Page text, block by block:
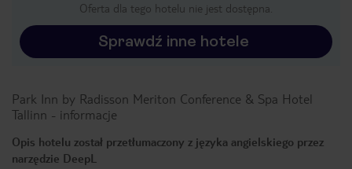
Oferta dla tego hotelu nie jest dostępna.
Sprawdź inne hotele
Park Inn by Radisson Meriton Conference & Spa Hotel
Tallinn - informacje
Opis hotelu został przetłumaczony z języka angielskiego przez
narzędzie DeepL